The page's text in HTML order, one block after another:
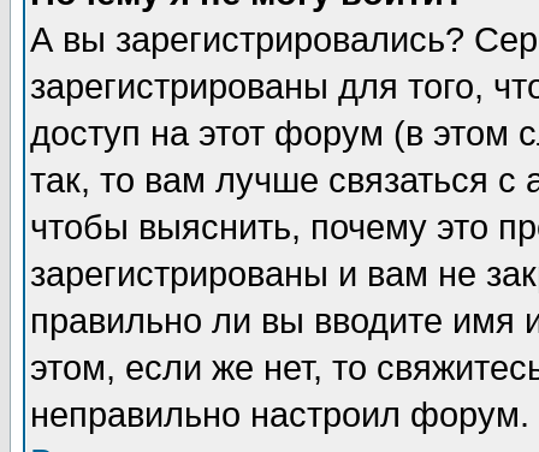
А вы зарегистрировались?
зарегистрированы для того,
доступ на этот форум (в этом
так, то вам лучше связаться
чтобы выяснить, почему это
зарегистрированы и вам не
правильно ли вы вводите
этом, если же нет, то
неправильно настроил форум.